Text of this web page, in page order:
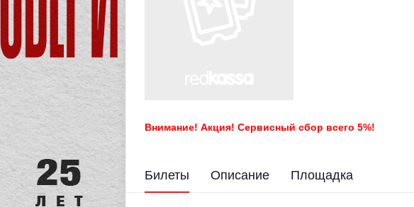
Внимание! Акция! Сервисный сбор всего 5%!
Билеты Описание Площадка